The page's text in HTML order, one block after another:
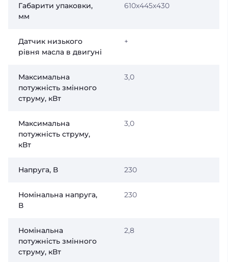
Габарити упаковки,
мм
610х445х430
Датчик низького
рівня масла в двигуні
+
Максимальна
потужність змінного
струму, кВт
3,0
Максимальна
потужність струму,
кВт
3,0
Напруга, В 230
Номінальна напруга,
В
230
Номінальна
потужність змінного
струму, кВт
2,8